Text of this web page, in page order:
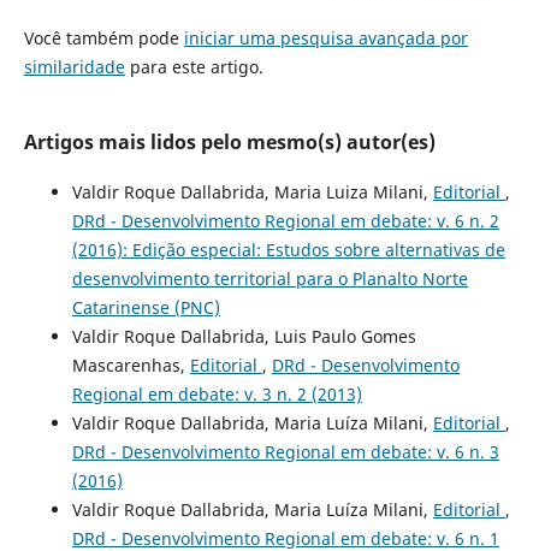
Você também pode iniciar uma pesquisa avançada por
similaridadepara este artigo.
Artigos mais lidos pelo mesmo(s) autor(es)
Valdir Roque Dallabrida, Maria Luiza Milani, Editorial ,
DRd - Desenvolvimento Regional em debate: v. 6 n. 2
(2016): Edição especial: Estudos sobre alternativas de
desenvolvimento territorial para o Planalto Norte
Catarinense (PNC)
Valdir Roque Dallabrida, Luis Paulo Gomes
Mascarenhas, Editorial , DRd - Desenvolvimento
Regional em debate: v. 3 n. 2 (2013)
Valdir Roque Dallabrida, Maria Luíza Milani, Editorial ,
DRd - Desenvolvimento Regional em debate: v. 6 n. 3
(2016)
Valdir Roque Dallabrida, Maria Luíza Milani, Editorial ,
DRd - Desenvolvimento Regional em debate: v. 6 n. 1